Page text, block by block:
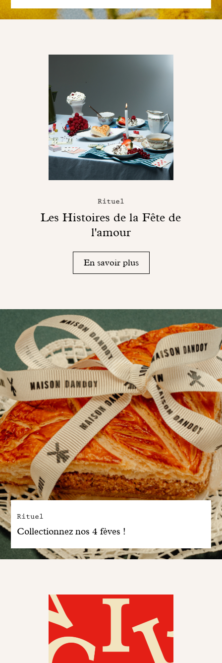
Rituel
Les Histoires de la Fête de
l'amour
En savoir plus
Rituel
Collectionnez nos 4 fèves !